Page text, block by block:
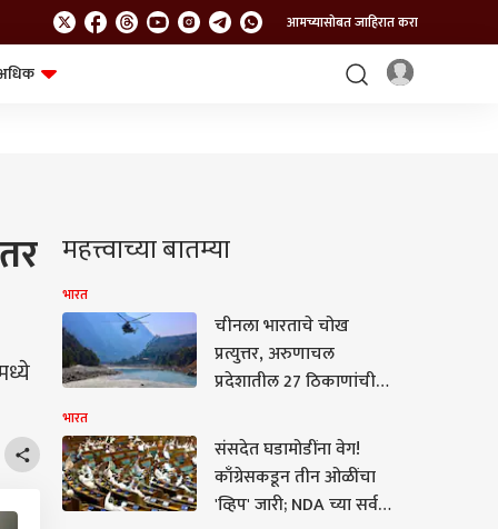
आमच्यासोबत जाहिरात करा
महत्त्वाच्या बातम्या
भारत
चीनला भारताचे चोख
प्रत्युत्तर, अरुणाचल
प्रदेशातील 27 ठिकाणांची
नकाशात समाविष्ट
भारत
संसदेत घडामोडींना वेग!
काँग्रेसकडून तीन ओळींचा
'व्हिप' जारी; NDA च्या सर्व